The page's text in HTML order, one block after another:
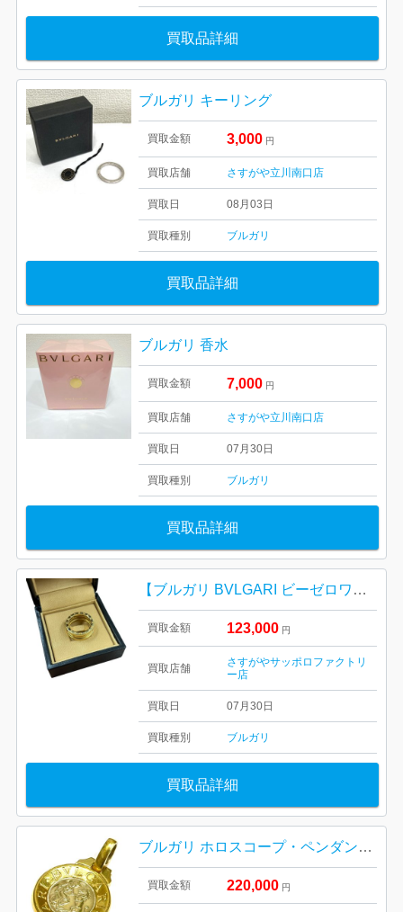
買取品詳細
ブルガリ キーリング
買取金額 3,000 円
買取店舗 さすがや立川南口店
買取日 08月03日
買取種別 ブルガリ
買取品詳細
ブルガリ 香水
買取金額 7,000 円
買取店舗 さすがや立川南口店
買取日 07月30日
買取種別 ブルガリ
買取品詳細
【ブルガリ BVLGARI ビーゼロワン】
買取金額 123,000 円
買取店舗
さすがやサッポロファクトリ
ー店
買取日 07月30日
買取種別 ブルガリ
買取品詳細
ブルガリ ホロスコープ・ペンダントトップ K18 BVLGARI
買取金額 220,000 円